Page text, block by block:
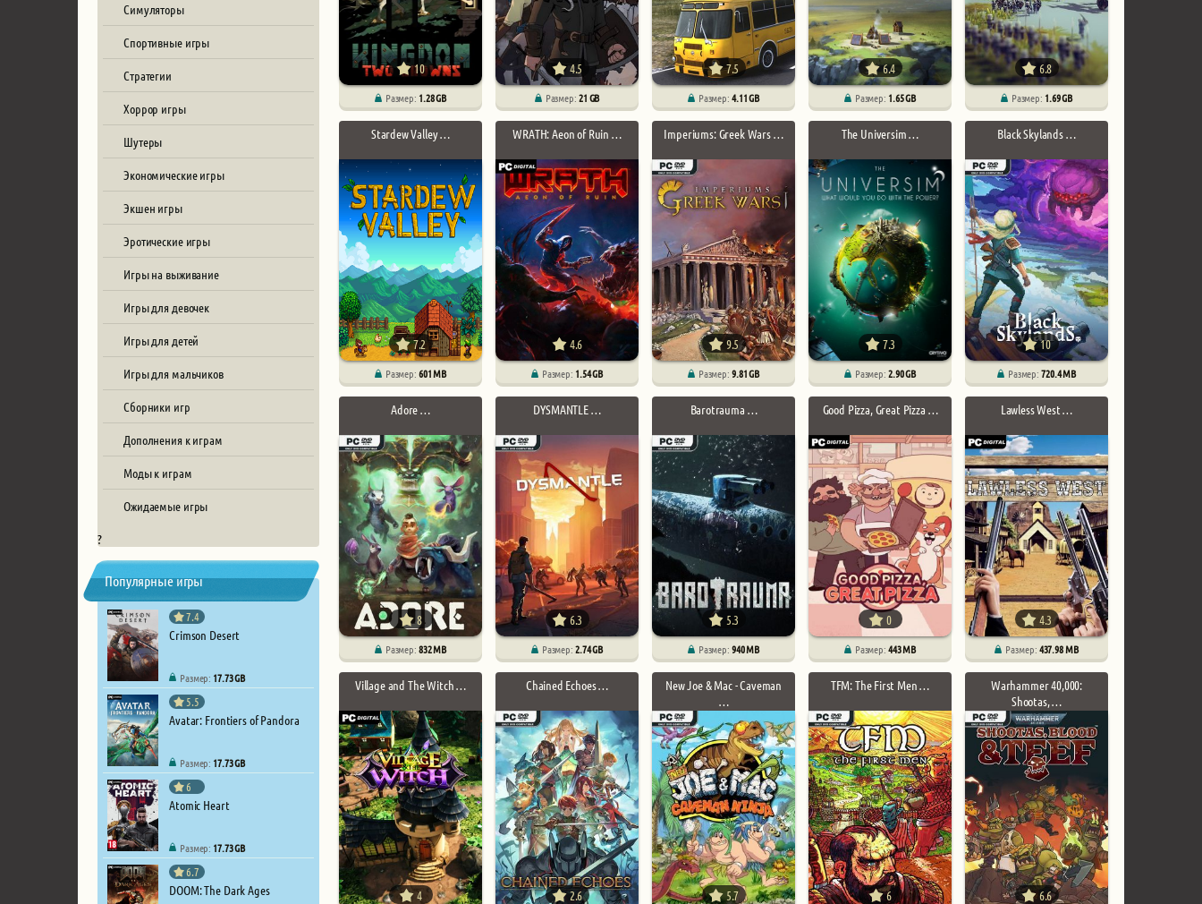
Симуляторы
Спортивные игры
Стратегии
Хоррор игры
Шутеры
Экономические игры
Экшен игры
Эротические игры
Игры на выживание
Игры для девочек
Игры для детей
Игры для мальчиков
Сборники игр
Дополнения к играм
Моды к играм
Ожидаемые игры
?
Популярные игры
7.4
Crimson Desert
Размер: 17.73 GB
5.5
Avatar: Frontiers of Pandora
Размер: 17.73 GB
6
Atomic Heart
Размер: 17.73 GB
6.7
DOOM: The Dark Ages
10
Размер: 1.28 GB
4.5
Размер:21 GB
7.5
Размер:4.11 GB
6.4
Размер: 1.65 GB
6.8
Размер: 1.69 GB
Stardew Valley …
7.2
Размер:601 MB
WRATH: Aeon of Ruin …
4.6
Размер: 1.54 GB
Imperiums: Greek Wars …
9.5
Размер:9.81 GB
The Universim …
7.3
Размер:2.90 GB
Black Skylands …
10
Размер:720.4 MB
Adore …
8
Размер:832 MB
DYSMANTLE …
6.3
Размер:2.74 GB
Barotrauma …
5.3
Размер:940 MB
Good Pizza, Great Pizza …
0
Размер:443 MB
Lawless West …
4.3
Размер:437.98 MB
Village and The Witch …
4
Chained Echoes …
2.6
New Joe & Mac - Caveman
…
5.7
TFM: The First Men …
6
Warhammer 40,000:
Shootas, …
6.6